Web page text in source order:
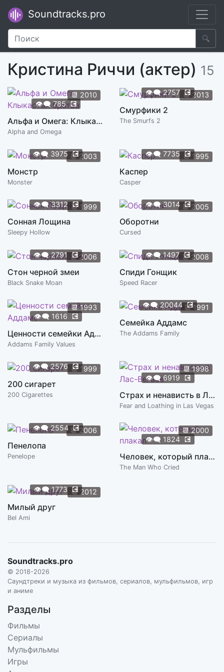
Soundtracks.pro
🔍
Кристина Риччи (актер) 15
📆 2010
👁️‍🗨️ 785 💽
Альфа и Омега: Клыкастая братва
Alpha and Omega
📆2013
👁️‍🗨️2757 💽
Смурфики 2
The Smurfs 2
📆2003
👁️‍🗨️ 3975 💽
Монстр
Monster
📆1995
👁️‍🗨️ 7735 💽
Каспер
Casper
📆1999
👁️‍🗨️3312 💽
Сонная Лощина
Sleepy Hollow
📆2005
👁️‍🗨️3014 💽
Оборотни
Cursed
📆2006
👁️‍🗨️2791 💽
Стон черной змеи
Black Snake Moan
📆2008
👁️‍🗨️1497 💽
Спиди Гонщик
Speed Racer
📆1993
👁️‍🗨️ 1616 💽
Ценности семейки Аддамс
Addams Family Values
📆1991
👁️‍🗨️20044 💽
Семейка Аддамс
The Addams Family
📆1999
👁️‍🗨️2576 💽
200 сигарет
200 Cigarettes
📆1998
👁️‍🗨️6919 💽
Страх и ненависть в Лас-Вегасе
Fear and Loathing in Las Vegas
📆2006
👁️‍🗨️2554 💽
Пенелопа
Penelope
📆2000
👁️‍🗨️ 1824 💽
Человек, который плакал
The Man Who Cried
📆2012
👁️‍🗨️1773 💽
Милый друг
Bel Ami
Soundtracks.pro
© 2018-2026
Саундтреки и музыка из фильмов, сериалов, мульфильмов, игр
и аниме
Разделы
Фильмы
Сериалы
Мульфильмы
Игры